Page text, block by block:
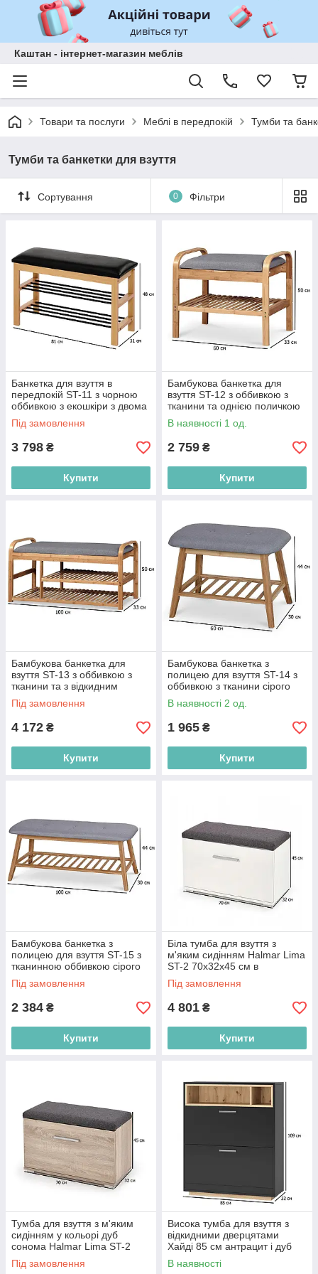
Каштан - інтернет-магазин меблів
Товари та послуги Меблі в передпокій Тумби та
Тумби та банкетки для взуття
Сортування 0 Фільтри
Банкетка для взуття в
передпокій ST-11 з чорною
оббивкою з екошкіри з двома
полицями
Під замовлення
3 798 ₴
Купити
Бамбукова банкетка для
взуття ST-12 з оббивкою з
тканини та однією поличкою
в передпокій
В наявності 1 од.
2 759 ₴
Купити
Бамбукова банкетка для
взуття ST-13 з оббивкою з
тканини та з відкидним
сидінням у коридор
Під замовлення
4 172 ₴
Купити
Бамбукова банкетка з
полицею для взуття ST-14 з
оббивкою з тканини сірого
кольору в передпокій
В наявності 2 од.
1 965 ₴
Купити
Бамбукова банкетка з
полицею для взуття ST-15 з
тканинною оббивкою сірого
кольору в передпокій
Під замовлення
2 384 ₴
Купити
Біла тумба для взуття з
м'яким сидінням Halmar Lima
ST-2 70х32х45 см в
передпокій
Під замовлення
4 801 ₴
Купити
Тумба для взуття з м'яким
сидінням у кольорі дуб
сонома Halmar Lima ST-2
70х32х45 см
Під замовлення
Висока тумба для взуття з
відкидними дверцятами
Хайді 85 см антрацит і дуб
артизан у передпокій
В наявності